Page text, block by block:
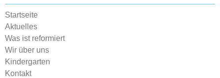
Startseite
Aktuelles
Was ist reformiert
Wir über uns
Kindergarten
Kontakt